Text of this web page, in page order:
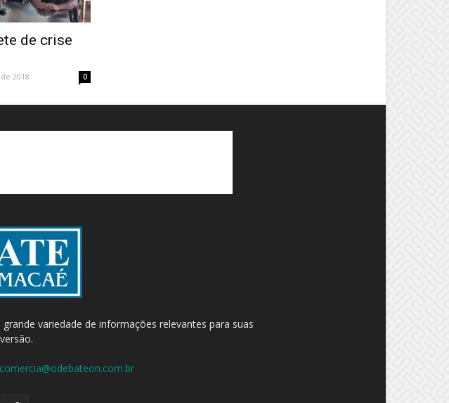
de crise
2018 0
variedade de informações relevantes para suas